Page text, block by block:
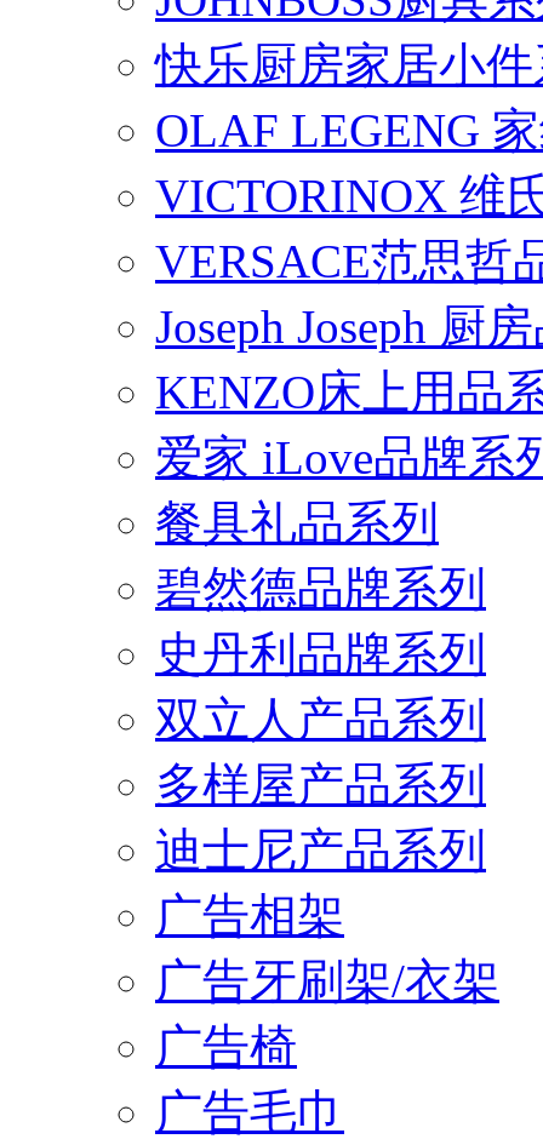
快乐厨房家居小
OLAF LEGENG
VICTORINOX 维
VERSACE范思哲
Joseph Joseph 厨
KENZO床上用品
爱家 iLove品牌系
餐具礼品系列
碧然德品牌系列
史丹利品牌系列
双立人产品系列
多样屋产品系列
迪士尼产品系列
广告相架
广告牙刷架/衣架
广告椅
广告毛巾